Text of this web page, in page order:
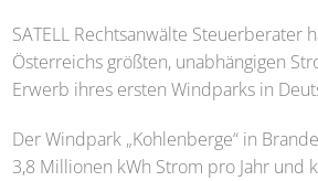
SATELL Rechtsanwälte Steuerberater
Österreichs größten, unabhängigen
Erwerb ihres ersten Windparks in
Der Windpark „Kohlenberge“ in
3,8 Millionen kWh Strom pro Jahr und